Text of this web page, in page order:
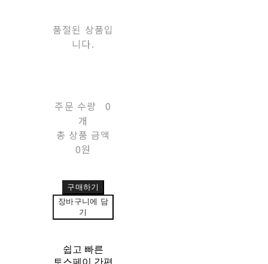
품절된 상품입
니다.
주문 수량
0
개
총 상품 금액
0원
구매하기
장바구니에 담
기
쉽고 빠른
토스페이 간편